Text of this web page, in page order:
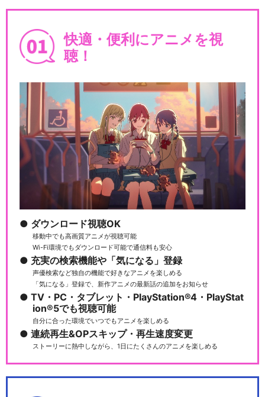
BanG Dream! ガルパ☆ピコ
～大盛り～
BanG Dream! ガルパ☆ピコ
ふぃーば…
ーティ！ 5th …
アルゴナビス from BanG Dre
快適・便利にアニメを視
聴！
ダウンロード視聴OK
移動中でも高画質アニメが視聴可能
Wi-Fi環境でもダウンロード可能で通信料も安心
充実の検索機能や「気になる」登録
声優検索など独自の機能で好きなアニメを楽しめる
「気になる」登録で、新作アニメの最新話の追加をお知らせ
TV・PC・タブレット・PlayStation®4・PlayStat
ion®5でも視聴可能
自分に合った環境でいつでもアニメを楽しめる
連続再生&OPスキップ・再生速度変更
ストーリーに熱中しながら、1日にたくさんのアニメを楽しめる